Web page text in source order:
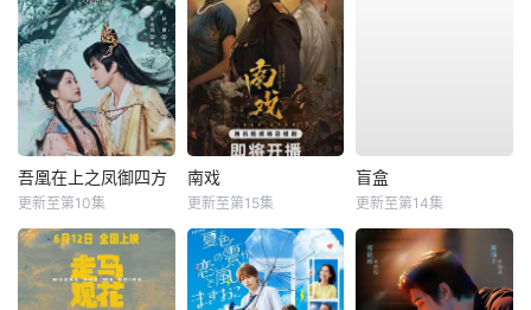
吾凰在上之凤御四方
更新至第10集
南戏
更新至第15集
盲盒
更新至第14集